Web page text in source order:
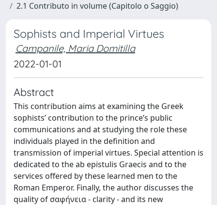
2.1 Contributo in volume (Capitolo o Saggio)
Sophists and Imperial Virtues
Campanile, Maria Domitilla
2022-01-01
Abstract
This contribution aims at examining the Greek
sophists’ contribution to the prince’s public
communications and at studying the role these
individuals played in the definition and
transmission of imperial virtues. Special attention is
dedicated to the ab epistulis Graecis and to the
services offered by these learned men to the
Roman Emperor. Finally, the author discusses the
quality of σαφήνεια - clarity - and its new